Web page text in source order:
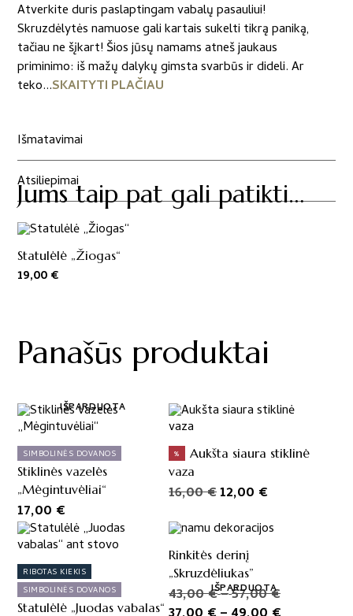
Atverkite duris paslaptingam vabalų pasauliui!
Skruzdėlytės namuose gali kartais sukelti tikrą paniką,
tačiau ne šįkart! Šios jūsų namams atneš jaukaus
priminimo: iš mažų dalykų gimsta svarbūs ir dideli. Ar
teko...SKAITYTI PLAČIAU
Išmatavimai
Atsiliepimai
Jums taip pat gali patikti…
Statulėlė „Žiogas“
19,00€
IŠPARDUOTA
Panašūs produktai
SIMBOLINĖS DOVANOS
Stiklinės vazelės
„Mėgintuvėliai“
17,00 €
%
Aukšta siaura stiklinė
vaza
16,00€Original
was:
16,00 €.
12,00 €
is:
IŠPARDUOTA
RIBOTAS KIEKIS
SIMBOLINĖS DOVANOS
Statulėlė „Juodas vabalas“
Rinkitės derinį
„Skruzdėliukas”
43,00€–57,00€Price
Original